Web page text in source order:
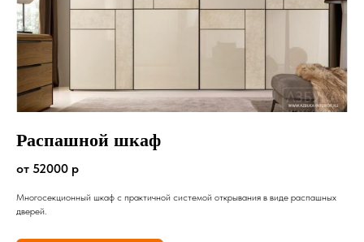
Распашной шкаф
от 52000 р
Многосекционный шкаф с практичной системой открывания в виде распашных
дверей.